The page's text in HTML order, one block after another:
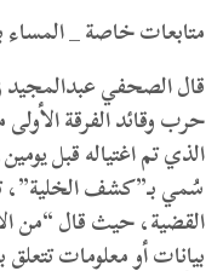
متابعات خاصة _
قال الصحفي عبدالمجيد
حرب وقائد الفرقة
الذي تم اغتياله قبل
سُمي بـ”كشف الخلية”،
القضية، حيث قال “من
بيانات أو معلومات تتعلق